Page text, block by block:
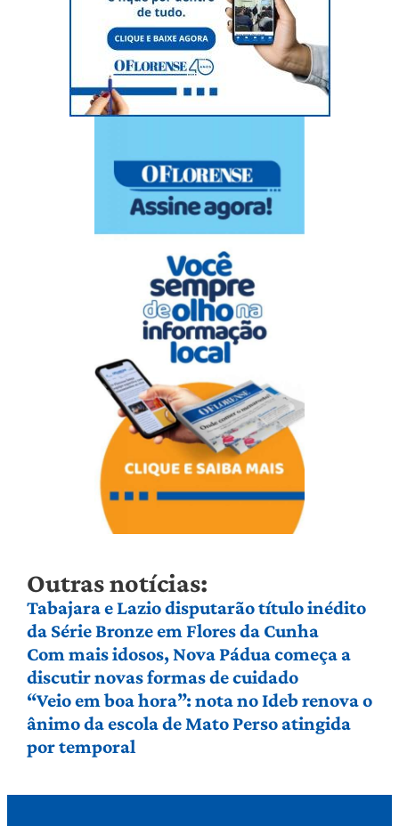
Outras notícias:
Tabajara e Lazio disputarão título inédito
da Série Bronze em Flores da Cunha
Com mais idosos, Nova Pádua começa a
discutir novas formas de cuidado
“Veio em boa hora”: nota no Ideb renova o
ânimo da escola de Mato Perso atingida
por temporal